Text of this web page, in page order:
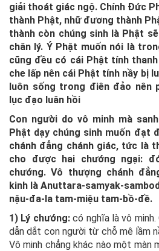
giải thoát giác ngộ. Chính Đức
thành Phật, nhữ đương thành
thành còn chúng sinh là Phật
chân lý. Ý Phật muốn nói là
cũng đều có cái Phật tính
che lấp nên cái Phật tính nầy bị
luôn sống trong điên đảo nên
lục đạo luân hồi
Con người do vô minh mà
Phật dạy chúng sinh muốn đạt
chánh đẳng chánh giác, tức là
cho được hai chướng ngại:
chướng. Vô thượng chánh
kinh là Anuttara-samyak-
nậu-đa-la tam-miệu tam-bồ-đề.
1) Lý chướng:có nghĩa là vô minh.
dẫn dắt con người từ chỗ mê lầm
Vô minh chẳng khác nào một màn